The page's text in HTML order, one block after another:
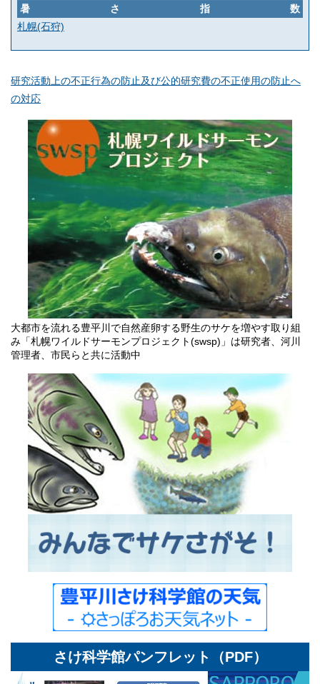
暑さ指数
札幌(石狩)
研究活動上の不正行為の防止及び公的研究費の不正使用の防止へ
の対応
大都市を流れる豊平川で自然産卵する野生のサケを増やす取り組
み「札幌ワイルドサーモンプロジェクト(swsp)」は研究者、河川
管理者、市民らと共に活動中
さけ科学館パンフレット（PDF）